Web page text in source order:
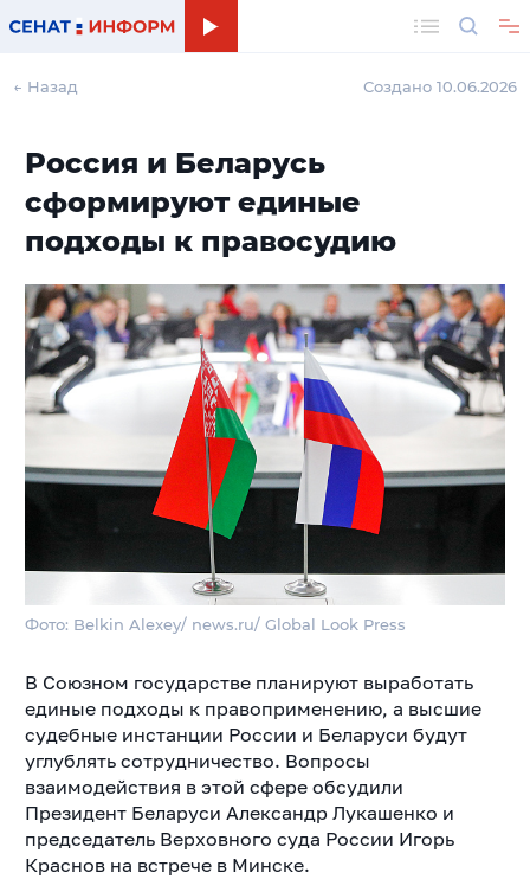
← Назад Создано 10.06.2026
Россия и Беларусь
сформируют единые
подходы к правосудию
Фото: Belkin Alexey/ news.ru/ Global Look Press
В Союзном государстве планируют выработать
единые подходы к правоприменению, а высшие
судебные инстанции России и Беларуси будут
углублять сотрудничество. Вопросы
взаимодействия в этой сфере обсудили
Президент Беларуси Александр Лукашенко и
председатель Верховного суда России Игорь
Краснов на встрече в Минске.